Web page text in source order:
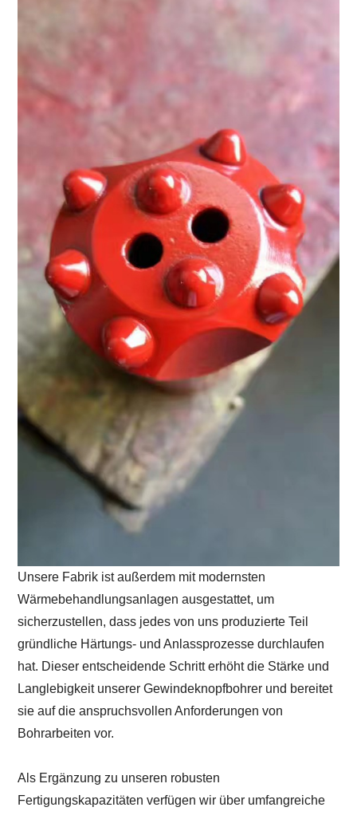
Unsere Fabrik ist außerdem mit modernsten
Wärmebehandlungsanlagen ausgestattet, um
sicherzustellen, dass jedes von uns produzierte Teil
gründliche Härtungs- und Anlassprozesse durchlaufen
hat. Dieser entscheidende Schritt erhöht die Stärke und
Langlebigkeit unserer Gewindeknopfbohrer und bereitet
sie auf die anspruchsvollen Anforderungen von
Bohrarbeiten vor.
Als Ergänzung zu unseren robusten
Fertigungskapazitäten verfügen wir über umfangreiche